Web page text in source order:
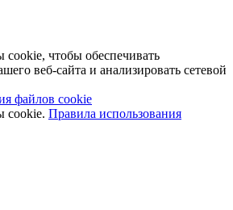
чтобы обеспечивать
веб-сайта и анализировать сетевой
файлов cookie
cookie. Правила использования